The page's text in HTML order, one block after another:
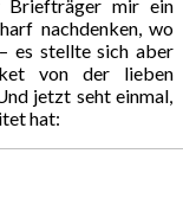
mir ein
nachdenken, wo
es stellte sich aber
von der lieben
jetzt seht einmal,
hat: